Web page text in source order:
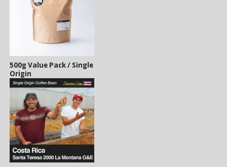
500g Value Pack / Single
Origin